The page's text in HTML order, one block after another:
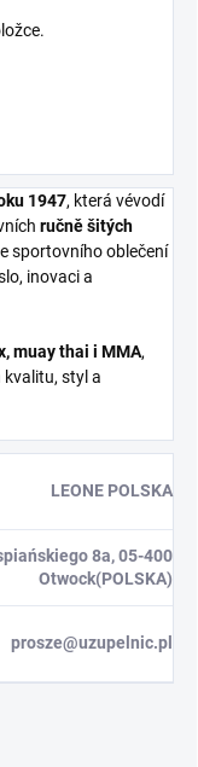
1947, která vévodí
ručně šitých
sportovního oblečení
inovaci a
muay thai i MMA,
styl a
LEONE POLSKA
8a, 05-400
Otwock(POLSKA)
prosze@uzupelnic.pl